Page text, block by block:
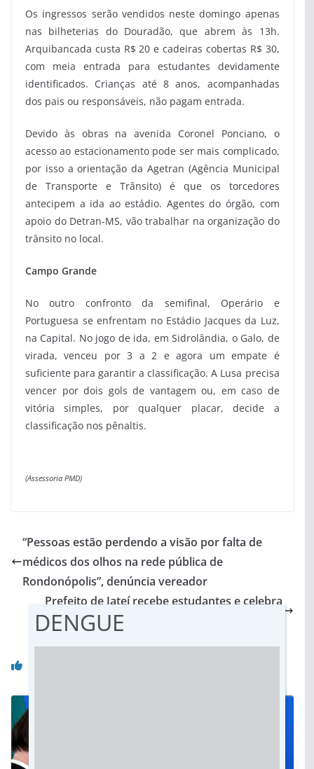
Os ingressos serão vendidos neste domingo apenas
nas bilheterias do Douradão, que abrem às 13h.
Arquibancada custa R$ 20 e cadeiras cobertas R$ 30,
com meia entrada para estudantes devidamente
identificados. Crianças até 8 anos, acompanhadas
dos pais ou responsáveis, não pagam entrada.
Devido às obras na avenida Coronel Ponciano, o
acesso ao estacionamento pode ser mais complicado,
por isso a orientação da Agetran (Agência Municipal
de Transporte e Trânsito) é que os torcedores
antecipem a ida ao estádio. Agentes do órgão, com
apoio do Detran-MS, vão trabalhar na organização do
trânsito no local.
Campo Grande
No outro confronto da semifinal, Operário e
Portuguesa se enfrentam no Estádio Jacques da Luz,
na Capital. No jogo de ida, em Sidrolândia, o Galo, de
virada, venceu por 3 a 2 e agora um empate é
suficiente para garantir a classificação. A Lusa precisa
vencer por dois gols de vantagem ou, em caso de
vitória simples, por qualquer placar, decide a
classificação nos pênaltis.
(Assessoria PMD)
“Pessoas estão perdendo a visão por falta de
médicos dos olhos na rede pública de
Rondonópolis”, denúncia vereador
Prefeito de Jateí recebe estudantes e celebra
prêmios conquistados em evento nacional
DENGUE